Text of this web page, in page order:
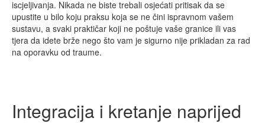
iscjeljivanja. Nikada ne biste trebali osjećati pritisak da se
upustite u bilo koju praksu koja se ne čini ispravnom vašem
sustavu, a svaki praktičar koji ne poštuje vaše granice ili vas
tjera da idete brže nego što vam je sigurno nije prikladan za rad
na oporavku od traume.
Integracija i kretanje naprijed